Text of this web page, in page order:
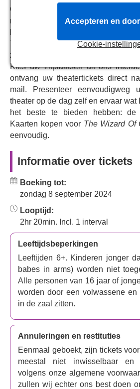
debut and The London Palladium
The Wizard and Professor Marvel.
Featuring the iconic original score
MGM film including, Over The
Yellow Brick Road and We’re Off
additional songs from Andrew
Rice, this spectacular
experience for all the family.
Ons centrale reserveringssysteem
met het kassasysteem van
bieden live en volledige
The Wizard Of Oz
, van VIP en
zodat u de perfecte tickets voor
Kies uw zitplaatsen uit ons
ontvang uw theatertickets direct
mail. Presenteer eenvoudigweg
theater op de dag zelf en ervaar wat
het beste te bieden hebben: de
Kaarten kopen voor The Wizard Of
eenvoudig.
Informatie over tickets
Boeking tot:
zondag 8 september 2024
Looptijd:
2hr 20min. Incl. 1 interval
Leeftijdsbeperkingen
Leeftijden 6+. Kinderen jonger
babes in arms) worden niet
Alle personen van 16 jaar of
worden door een volwassene
in de zaal zitten.
Annuleringen en restituties
Eenmaal geboekt, zijn tickets voor
meestal niet inwisselbaar en
volgens onze algemene
zullen wij echter ons best doen
Cookie-
Accepteren en